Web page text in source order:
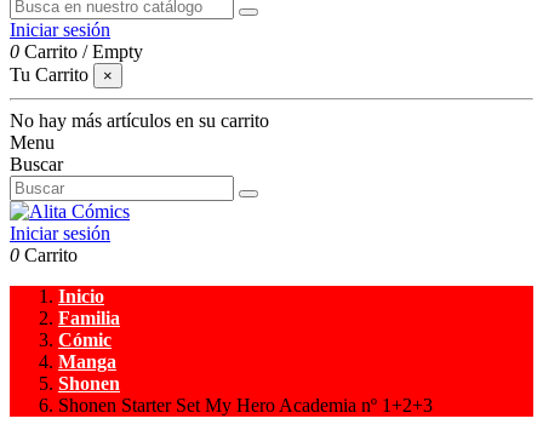
Iniciar sesión
0 Carrito /Empty
Tu Carrito
×
No hay más artículos en su carrito
Menu
Buscar
Iniciar sesión
0 Carrito
Inicio
Familia
Cómic
Manga
Shonen
Shonen Starter Set My Hero Academia nº 1+2+3